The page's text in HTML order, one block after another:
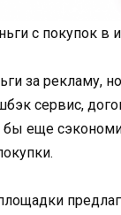
с покупок в
за рекламу,
сервис,
еще